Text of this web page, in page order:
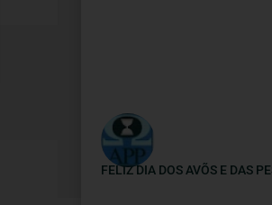
FELIZ DIA DOS AVÕS E DAS